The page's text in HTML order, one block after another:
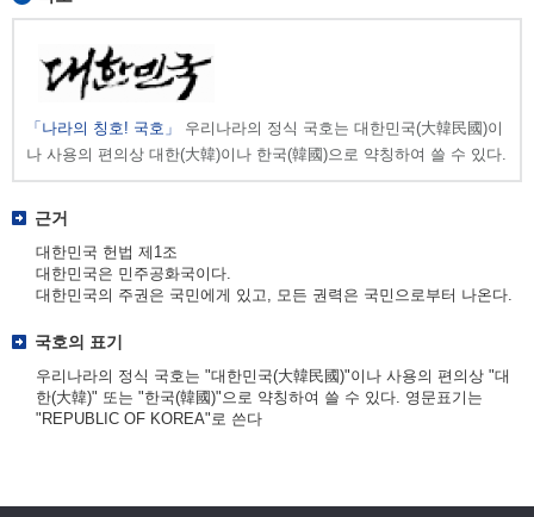
「나라의 칭호! 국호」
우리나라의 정식 국호는 대한민국(大韓民國)이
나 사용의 편의상 대한(大韓)이나 한국(韓國)으로 약칭하여 쓸 수 있다.
근거
대한민국 헌법 제1조
대한민국은 민주공화국이다.
대한민국의 주권은 국민에게 있고, 모든 권력은 국민으로부터 나온다.
국호의 표기
우리나라의 정식 국호는 "대한민국(大韓民國)"이나 사용의 편의상 "대
한(大韓)" 또는 "한국(韓國)"으로 약칭하여 쓸 수 있다. 영문표기는
"REPUBLIC OF KOREA"로 쓴다